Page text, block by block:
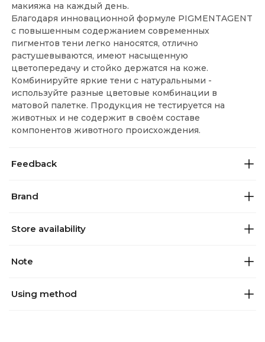
📱
Для лучшего опыта откройте эту страницу в
макияжа на каждый день.
Благодаря инновационной формуле PIGMENTAGENT
с повышенным содержанием современных
пигментов тени легко наносятся, отлично
растушевываются, имеют насыщенную
цветопередачу и стойко держатся на коже.
Комбинируйте яркие тени с натуральными -
используйте разные цветовые комбинации в
матовой палетке. Продукция не тестируется на
животных и не содержит в своём составе
компонентов животного происхождения.
Feedback
Brand
Store availability
Note
Using method